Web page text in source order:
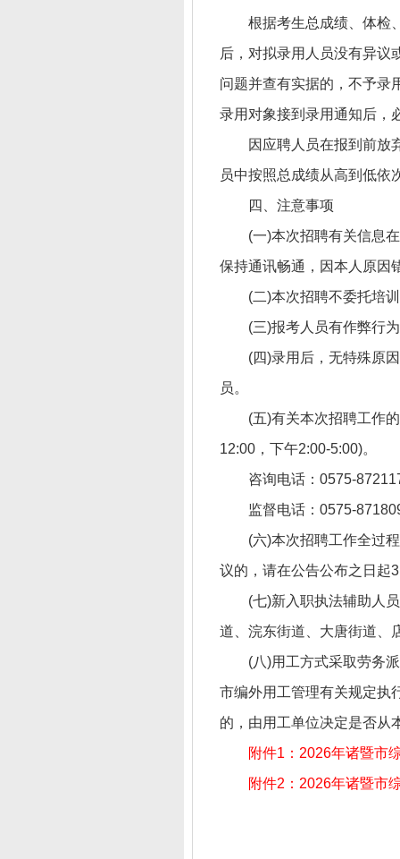
根据考生总成绩、体检
后，对拟录用人员没有异议
问题并查有实据的，不予录
录用对象接到录用通知后，
因应聘人员在报到前放
员中按照总成绩从高到低依
四、注意事项
(一)本次招聘有关信息
保持通讯畅通，因本人原因
(二)本次招聘不委托培
(三)报考人员有作弊行
(四)录用后，无特殊原
员。
(五)有关本次招聘工作
12:00，下午2:00-5:00)。
咨询电话：0575-
监督电话：0575-
(六)本次招聘工作全过
议的，请在公告公布之日起
(七)新入职执法辅助人
道、浣东街道、大唐街道、
(八)用工方式采取劳务
市编外用工管理有关规定执
的，由用工单位决定是否从
附件1：2026年诸暨市
附件2：2026年诸暨市